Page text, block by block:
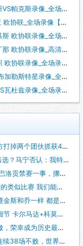
_全场录像【高清回放】
全场录像【视频集锦】
_全场录像【视频集锦】
_高清录像【全场回放】
_全场录像【高清回放】
像_全场录像【高清回放】
_全场录像【视频集锦】
掉两个团伙抓获42人
马宁否认：我特别清楚
赛一事，挪威足协准
似比赛 我们能拿下
和乔一样 都是出于
卡尔马达+科莫托也
幸成为历史最佳阿根
场不败，世界杯夺